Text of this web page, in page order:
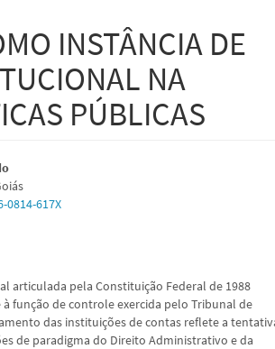
INSTÂNCIA DE
NA
PÚBLICAS
617X
articulada pela Constituição Federal de 1988
função de controle exercida pelo Tribunal de
das instituições de contas reflete a
de paradigma do Direito Administrativo e da